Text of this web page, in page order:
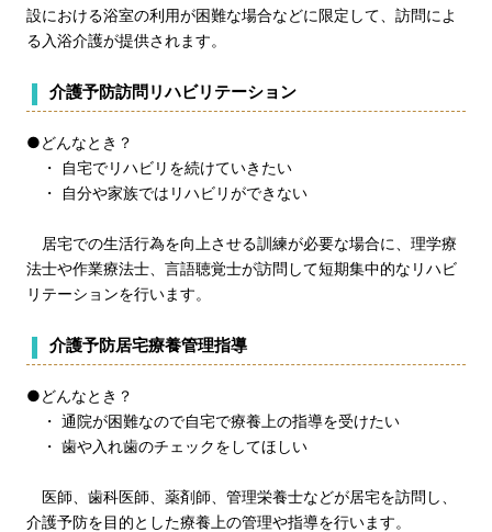
設における浴室の利用が困難な場合などに限定して、訪問によ
る入浴介護が提供されます。
介護予防訪問リハビリテーション
●どんなとき？
・ 自宅でリハビリを続けていきたい
・ 自分や家族ではリハビリができない
居宅での生活行為を向上させる訓練が必要な場合に、理学療
法士や作業療法士、言語聴覚士が訪問して短期集中的なリハビ
リテーションを行います。
介護予防居宅療養管理指導
●どんなとき？
・ 通院が困難なので自宅で療養上の指導を受けたい
・ 歯や入れ歯のチェックをしてほしい
医師、歯科医師、薬剤師、管理栄養士などが居宅を訪問し、
介護予防を目的とした療養上の管理や指導を行います。